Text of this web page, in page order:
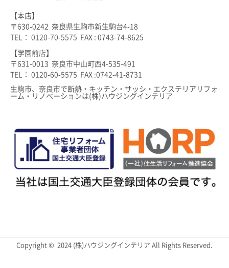
【本店】
〒630-0242 奈良県生駒市新生駒台4-18
TEL： 0120-70-5575 FAX : 0743-74-8625
【学園前店】
〒631-0013 奈良市中山町西4-535-491
TEL： 0120-60-5575 FAX :0742-41-8731
生駒市、奈良市で断熱・キッチン・サッシ・エクステリアリフォ
ーム・リノベーションは(株)ハウジングインテリア
Copyright © 2024 (株)ハウジングインテリア All Rights Reserved.